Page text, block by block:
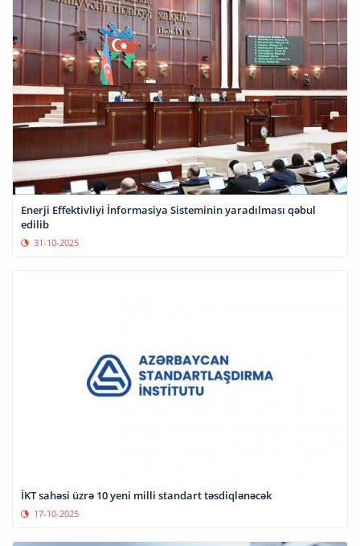
Enerji Effektivliyi İnformasiya Sisteminin yaradılması qəbul
edilib
31-10-2025
İKT sahəsi üzrə 10 yeni milli standart təsdiqlənəcək
17-10-2025